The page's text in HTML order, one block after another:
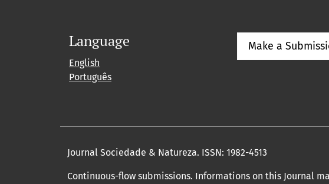
Language
English
Português
Make a
Journal Sociedade & Natureza. ISSN: 1982-4513
Continuous-flow submissions. Informations on this Journal